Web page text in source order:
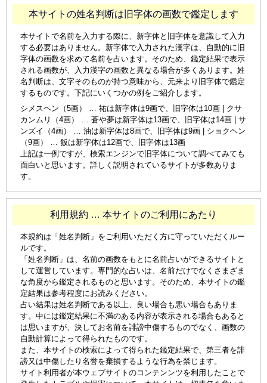
本サイトの姓名判断は旧字体の画数で鑑定します
本サイトで名前を入力する際に、新字体と旧字体を意識して入力
する必要はありません。新字体で入力された漢字は、自動的に旧
字体の画数を求めて名前を占います。そのため、鑑定結果で表示
される画数が、入力漢字の画数と異なる場合が多くあります。姓
名判断は、文字そのものが持つ意味から、元来より旧字体で鑑定
するものです。下記にいくつかの例をご紹介します。
シメスヘン（5画） … 祐は新字体は9画で、旧字体は10画 | クサ
カンムリ（4画） … 蒼や夢は新字体は13画で、旧字体は14画 | サ
ンズイ（4画） … 油は新字体は8画で、旧字体は9画 | ショクヘン
（9画） … 飯は新字体は12画で、旧字体は13画
上記は一例ですが、検索エンジンで旧字体について調べてみても
面白いと思います。詳しく説明されているサイトが多数ありま
す。
利用規約 … 本サイトのご利用にあたり
本規約は「姓名判断」をご利用いただく方に守っていただくルー
ルです。
「姓名判断」は、名前の画数をもとに名前占いができるサイトと
して運営しています。専門的な占いは、名前だけでなくさまざま
な角度から鑑定されるものと思います。そのため、本サイトの鑑
定結果は参考程度にお読みください。
占い結果は姓名判断である以上、良い場合も悪い場合もありま
す。中には鑑定結果に不満のある内容が表示される場合もあると
は思いますが、決してお名前を誹謗中傷するものでなく、画数の
自動計算によって得られたものです。
また、本サイトの検索によって得られた鑑定結果で、第三者を誹
謗又は中傷したり名誉を棄損するような行為を禁じます。
サイト利用者が本ウェブサイトのコンテンンツを利用したことで